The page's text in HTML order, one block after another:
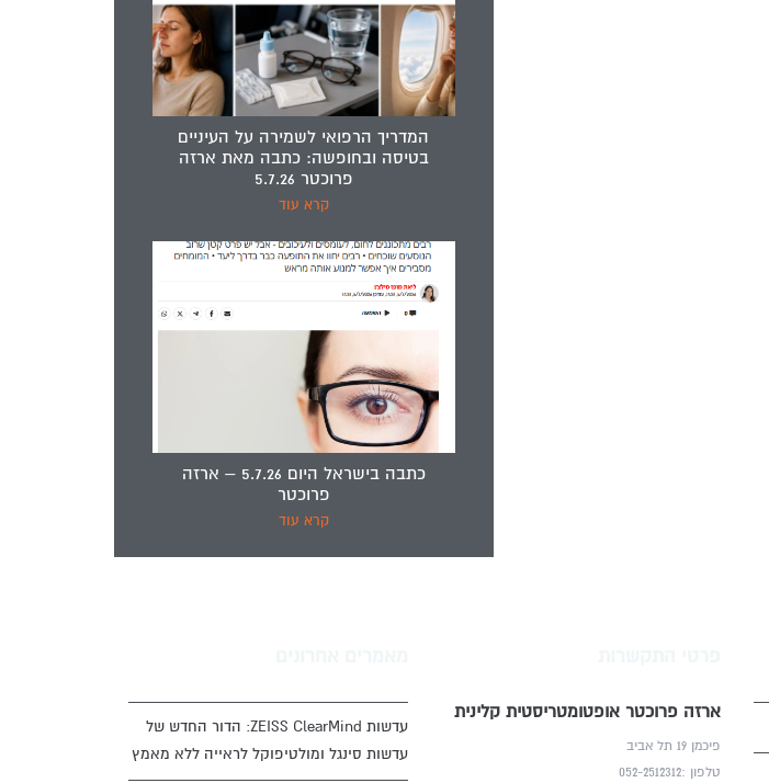
המדריך הרפואי לשמירה על העיניים
בטיסה ובחופשה: כתבה מאת ארזה
פרוכטר 5.7.26
קרא עוד
כתבה בישראל היום 5.7.26 – ארזה
פרוכטר
קרא עוד
ארזה פרוכטר אופטומטריסטית קלינית
פיכמן 19 תל אביב
טלפון :052-2512312
עדשות ZEISS ClearMind: הדור החדש של
עדשות סינגל ומולטיפוקל לראייה ללא מאמץ